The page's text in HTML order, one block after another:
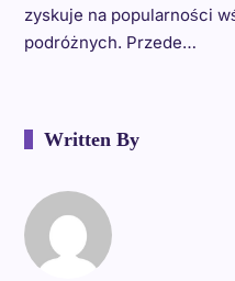
zyskuje na popularności
podróżnych. Przede…
Written By